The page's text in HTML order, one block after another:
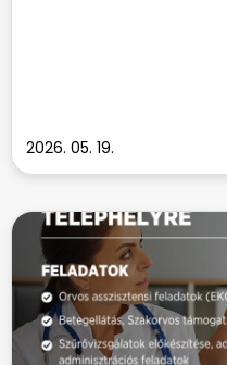
2026. 05. 19.